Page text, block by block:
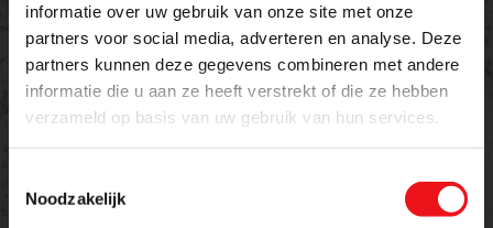
informatie over uw gebruik van onze site met onze
partners voor social media, adverteren en analyse. Deze
partners kunnen deze gegevens combineren met andere
informatie die u aan ze heeft verstrekt of die ze hebben
verzameld op basis van uw gebruik van hun services.
Noodzakelijk
Offerte aanvragen
Meer weten over dit product of een offerte